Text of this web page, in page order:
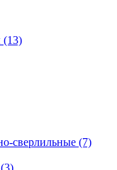
(13)
сверлильные (7)